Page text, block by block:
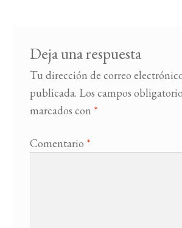
LISTA DE
Deja una respuesta
Tu dirección de correo
publicada. Los campos
marcados con *
Comentario *